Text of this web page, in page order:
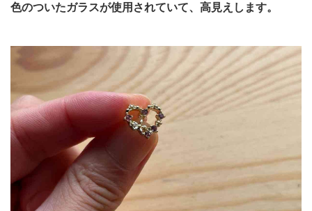
色のついたガラスが使用されていて、高見えします。